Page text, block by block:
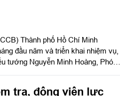
Thành phố Hồ Chí Minh
đầu năm và triển khai nhiệm vụ,
tướng Nguyễn Minh Hoàng, Phó
tra, động viên lực